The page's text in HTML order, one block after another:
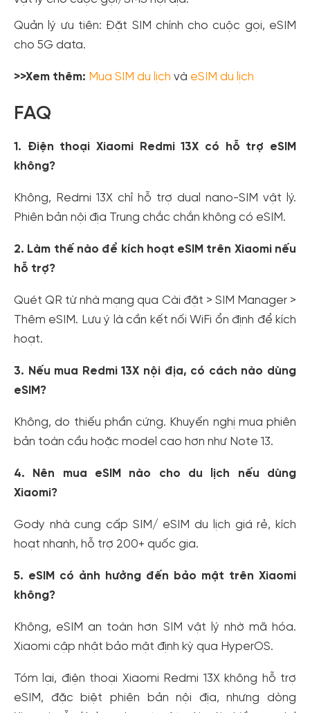
Quản lý ưu tiên: Đặt SIM chính cho cuộc gọi, eSIM
cho 5G data.
>>Xem thêm: Mua SIM du lịch và eSIM du lịch
FAQ
1. Điện thoại Xiaomi Redmi 13X có hỗ trợ eSIM
không?
Không, Redmi 13X chỉ hỗ trợ dual nano-SIM vật lý.
Phiên bản nội địa Trung chắc chắn không có eSIM.
2. Làm thế nào để kích hoạt eSIM trên Xiaomi nếu
hỗ trợ?
Quét QR từ nhà mạng qua Cài đặt > SIM Manager >
Thêm eSIM. Lưu ý là cần kết nối WiFi ổn định để kích
hoạt.
3. Nếu mua Redmi 13X nội địa, có cách nào dùng
eSIM?
Không, do thiếu phần cứng. Khuyến nghị mua phiên
bản toàn cầu hoặc model cao hơn như Note 13.
4. Nên mua eSIM nào cho du lịch nếu dùng
Xiaomi?
Gody nhà cung cấp SIM/ eSIM du lịch giá rẻ, kích
hoạt nhanh, hỗ trợ 200+ quốc gia.
5. eSIM có ảnh hưởng đến bảo mật trên Xiaomi
không?
Không, eSIM an toàn hơn SIM vật lý nhờ mã hóa.
Xiaomi cập nhật bảo mật định kỳ qua HyperOS.
Tóm lại, điện thoại Xiaomi Redmi 13X không hỗ trợ
eSIM, đặc biệt phiên bản nội địa, nhưng dòng
Tạo tài khoản nhanh - nhận nhiều ưu
đãi!
Tạo tài khoản để có thểnhận ngay các ưu đãihấp dẫn
dành cho thành viên đến từ các đối tác của Gody.vn dành